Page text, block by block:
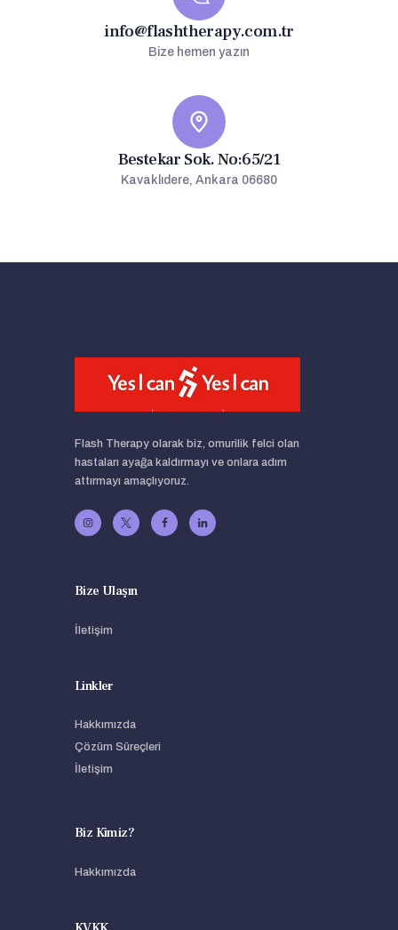
info@flashtherapy.com.tr
Bize hemen yazın
Bestekar Sok. No:65/21
Kavaklıdere, Ankara 06680
Flash Therapy olarak biz, omurilik felci olan
hastaları ayağa kaldırmayı ve onlara adım
attırmayı amaçlıyoruz.
Bize Ulaşın
İletişim
Linkler
Hakkımızda
Çözüm Süreçleri
İletişim
Biz Kimiz?
Hakkımızda